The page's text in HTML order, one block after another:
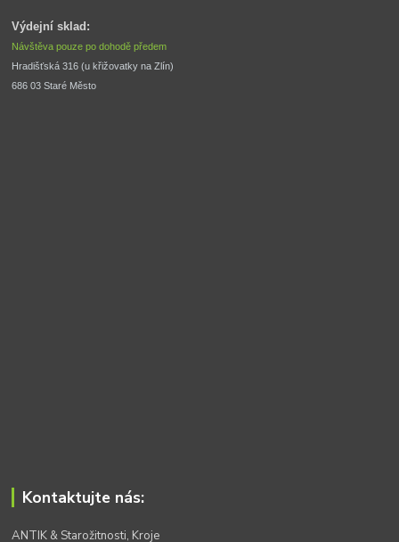
Výdejní sklad:
Návštěva pouze po dohodě předem
Hradišťská 316 (u křižovatky na Zlín)
686 03 Staré Město
Kontaktujte nás:
ANTIK & Starožitnosti, Kroje